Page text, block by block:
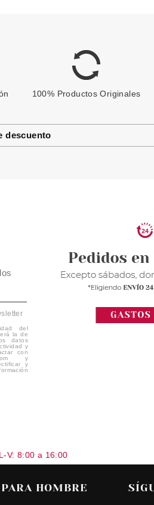
100% Productos Originales
descuento
del
la de
datos
y
con
y
y
L-V: 8:00 a 16:00
HOMBRE